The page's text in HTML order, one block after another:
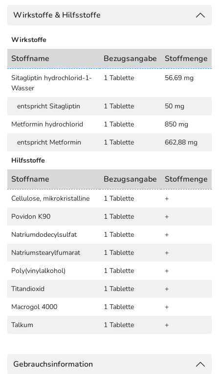
Wirkstoffe & Hilfsstoffe
Wirkstoffe
Stoffname Bezugsangabe Stoffmenge
Sitagliptin hydrochlorid-1-
Wasser
1 Tablette 56,69 mg
entspricht Sitagliptin 1 Tablette
50 mg
Metformin hydrochlorid
1 Tablette
850 mg
entspricht Metformin
1 Tablette
662,88 mg
Hilfsstoffe
Stoffname Bezugsangabe Stoffmenge
Cellulose, mikrokristalline 1 Tablette
+
Povidon K90
1 Tablette
+
Natriumdodecylsulfat
1 Tablette
+
Natriumstearylfumarat
1 Tablette
+
Poly(vinylalkohol)
1 Tablette
+
Titandioxid
1 Tablette
+
Macrogol 4000
1 Tablette
+
Talkum
1 Tablette +
Gebrauchsinformation